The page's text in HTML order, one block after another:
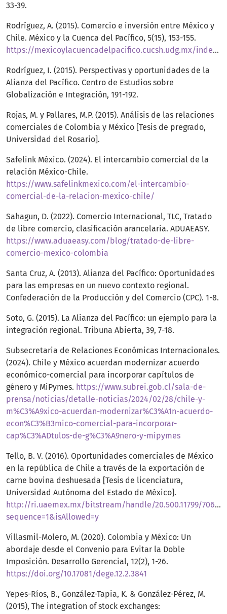
33-39.
Rodríguez, A. (2015). Comercio e inversión entre México y
Chile. México y la Cuenca del Pacífico, 5(15), 153-155.
https://mexicoylacuencadelpacifico.cucsh.udg.mx/index.php/mc/article/view/153/155
Rodríguez, I. (2015). Perspectivas y oportunidades de la
Alianza del Pacífico. Centro de Estudios sobre
Globalización e Integración, 191-192.
Rojas, M. y Pallares, M.P. (2015). Análisis de las relaciones
comerciales de Colombia y México [Tesis de pregrado,
Universidad del Rosario].
Safelink México. (2024). El intercambio comercial de la
relación México-Chile.
https://www.safelinkmexico.com/el-intercambio-
comercial-de-la-relacion-mexico-chile/
Sahagun, D. (2022). Comercio Internacional, TLC, Tratado
de libre comercio, clasificación arancelaria. ADUAEASY.
https://www.aduaeasy.com/blog/tratado-de-libre-
comercio-mexico-colombia
Santa Cruz, A. (2013). Alianza del Pacífico: Oportunidades
para las empresas en un nuevo contexto regional.
Confederación de la Producción y del Comercio (CPC). 1-8.
Soto, G. (2015). La Alianza del Pacífico: un ejemplo para la
integración regional. Tribuna Abierta, 39, 7-18.
Subsecretaria de Relaciones Económicas Internacionales.
(2024). Chile y México acuerdan modernizar acuerdo
económico-comercial para incorporar capítulos de
género y MiPymes. https://www.subrei.gob.cl/sala-de-
prensa/noticias/detalle-noticias/2024/02/28/chile-y-
m%C3%A9xico-acuerdan-modernizar%C3%A1n-acuerdo-
econ%C3%B3mico-comercial-para-incorporar-
cap%C3%ADtulos-de-g%C3%A9nero-y-mipymes
Tello, B. V. (2016). Oportunidades comerciales de México
en la república de Chile a través de la exportación de
carne bovina deshuesada [Tesis de licenciatura,
Universidad Autónoma del Estado de México].
http://ri.uaemex.mx/bitstream/handle/20.500.11799/70683/
sequence=1&isAllowed=y
Villasmil-Molero, M. (2020). Colombia y México: Un
abordaje desde el Convenio para Evitar la Doble
Imposición. Desarrollo Gerencial, 12(2), 1-26.
https://doi.org/10.17081/dege.12.2.3841
Yepes-Ríos, B., González-Tapia, K. & González-Pérez, M.
(2015), The integration of stock exchanges: